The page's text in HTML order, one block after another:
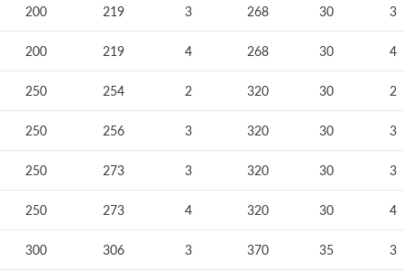
200 219 3 268 30 3
200 219 4 268 30 4
250 254 2 320 30 2
250 256 3 320 30 3
250 273 3 320 30 3
250 273 4 320 30 4
300 306 3 370 35 3